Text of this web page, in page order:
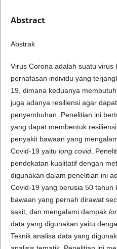
Abstract
Abstrak
Virus Corona adalah suatu virus
pernafasan individu yang
19, dimana keduanya
juga adanya resiliensi agar
penyembuhan. Penelitian ini
yang dapat membentuk
penyakit bawaan yang
Covid-19 yaitu long covid.
pendekatan kualitatif dengan
digunakan dalam penelitian ini
Covid-19 yang berusia 50 tahun
bawaan yang pernah dirawat
sakit, dan mengalami dampak
data yang digunakan yaitu
Teknik analisa data yang